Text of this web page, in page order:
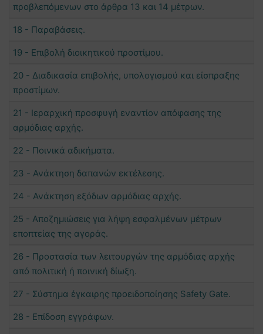
προβλεπόμενων στο άρθρα 13 και 14 μέτρων.
18 - Παραβάσεις.
19 - Επιβολή διοικητικού προστίμου.
20 - Διαδικασία επιβολής, υπολογισμού και είσπραξης
προστίμων.
21 - Ιεραρχική προσφυγή εναντίον απόφασης της
αρμόδιας αρχής.
22 - Ποινικά αδικήματα.
23 - Ανάκτηση δαπανών εκτέλεσης.
24 - Ανάκτηση εξόδων αρμόδιας αρχής.
25 - Αποζημιώσεις για λήψη εσφαλμένων μέτρων
εποπτείας της αγοράς.
26 - Προστασία των λειτουργών της αρμόδιας αρχής
από πολιτική ή ποινική δίωξη.
27 - Σύστημα έγκαιρης προειδοποίησης Safety Gate.
28 - Επίδοση εγγράφων.